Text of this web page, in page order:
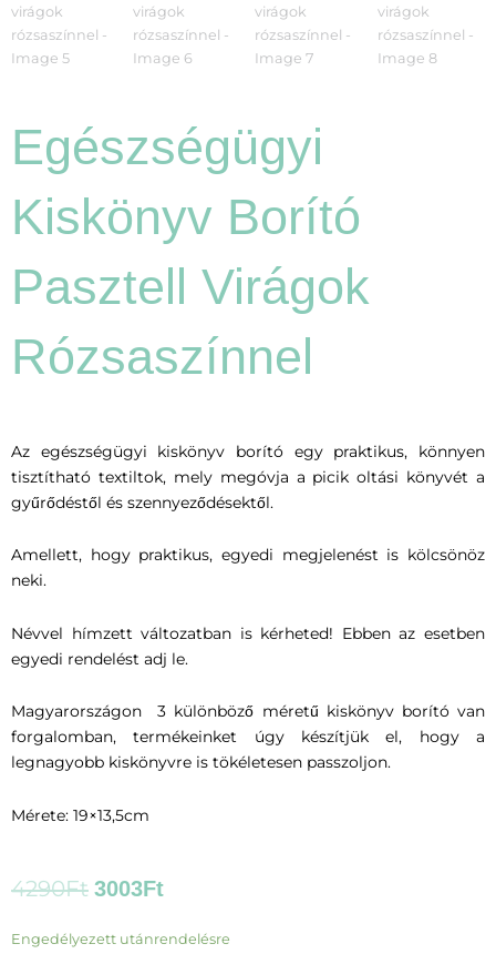
Egészségügyi
Kiskönyv Borító
Pasztell Virágok
Rózsaszínnel
Az egészségügyi kiskönyv borító egy praktikus, könnyen
tisztítható textiltok, mely megóvja a picik oltási könyvét a
gyűrődéstől és szennyeződésektől.
Amellett, hogy praktikus, egyedi megjelenést is kölcsönöz
neki.
Névvel hímzett változatban is kérheted! Ebben az esetben
egyedi rendelést adj le.
Magyarországon 3 különböző méretű kiskönyv borító van
forgalomban, termékeinket úgy készítjük el, hogy a
legnagyobb kiskönyvre is tökéletesen passzoljon.
Mérete: 19×13,5cm
4290Ft Original
was:
3003FtCurrent
is:
Engedélyezett utánrendelésre
Egészségügyi